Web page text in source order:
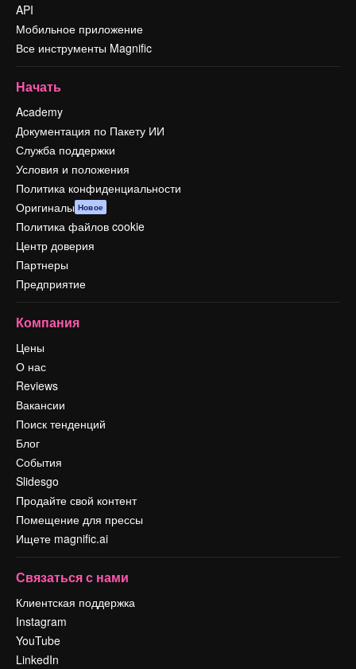
API
Мобильное приложение
Все инструменты Magnific
Начать
Academy
Документация по Пакету ИИ
Служба поддержки
Условия и положения
Политика конфиденциальности
Оригиналы Новое
Политика файлов cookie
Центр доверия
Партнеры
Предприятие
Компания
Цены
О нас
Reviews
Вакансии
Поиск тенденций
Блог
События
Slidesgo
Продайте свой контент
Помещение для прессы
Ищете magnific.ai
Связаться с нами
Клиентская поддержка
Instagram
YouTube
LinkedIn